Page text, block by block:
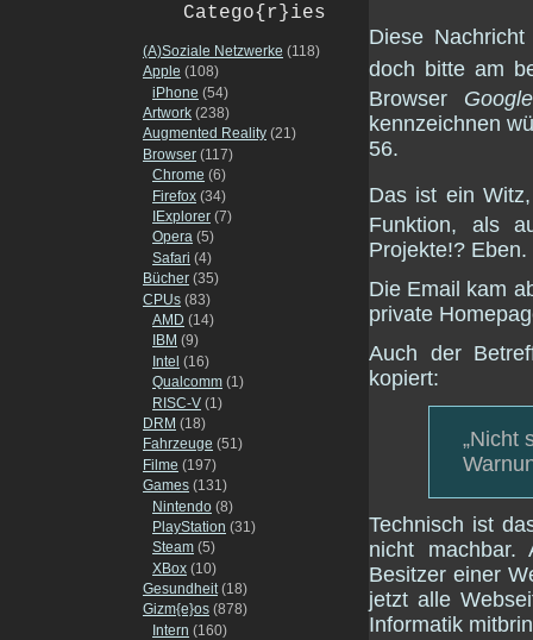
Catego{r}ies
(A)Soziale Netzwerke (118)
Apple (108)
iPhone (54)
Artwork (238)
Augmented Reality (21)
Browser (117)
Chrome (6)
Firefox (34)
IExplorer (7)
Opera (5)
Safari (4)
Bücher (35)
CPUs (83)
AMD (14)
IBM (9)
Intel (16)
Qualcomm (1)
RISC-V (1)
DRM (18)
Fahrzeuge (51)
Filme (197)
Games (131)
Nintendo (8)
PlayStation (31)
Steam (5)
XBox (10)
Gesundheit(18)
Gizm{e}os (878)
Intern (160)
Diese
doch bitte am
Browser
kennzeichnen
56.
Das ist ein
Funktion, als
Projekte!? Eben.
Die Email kam
private
Auch der
kopiert:
„Nicht
Technisch ist
nicht
Besitzer einer
jetzt alle
Informatik